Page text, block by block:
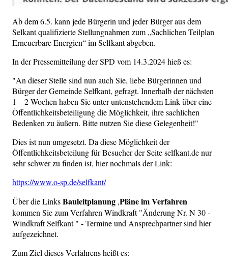
Ab dem 6.5. kann jede Bürgerin und jeder Bürger aus dem
Selkant qualifizierte Stellungnahmen zum „Sachlichen Teilplan
Erneuerbare Energien“ im Selfkant abgeben.
In der Pressemitteilung der SPD vom 14.3.2024 hieß es:
"An dieser Stelle sind nun auch Sie, liebe Bürgerinnen und
Bürger der Gemeinde Selfkant, gefragt. Innerhalb der nächsten
1—2 Wochen haben Sie unter untenstehendem Link über eine
Öffentlichkeitsbeteiligung die Möglichkeit, ihre sachlichen
Bedenken zu äußern. Bitte nutzen Sie diese Gelegenheit!"
Dies ist nun umgesetzt. Da diese Möglichkeit der
Öffentlichkeitsbeteilung für Besucher der Seite selfkant.de nur
sehr schwer zu finden ist, hier nochmals der Link:
https://www.o-sp.de/selfkant/
Über die LinksBauleitplanung ,Pläne im Verfahren
kommen Sie zum Verfahren Windkraft "Änderung Nr. N 30 -
Windkraft Selfkant " - Termine und Ansprechpartner sind hier
aufgezeichnet.
Zum Ziel dieses Verfahrens heißt es: